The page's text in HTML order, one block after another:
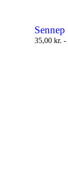
Sennep
35,00 kr. -